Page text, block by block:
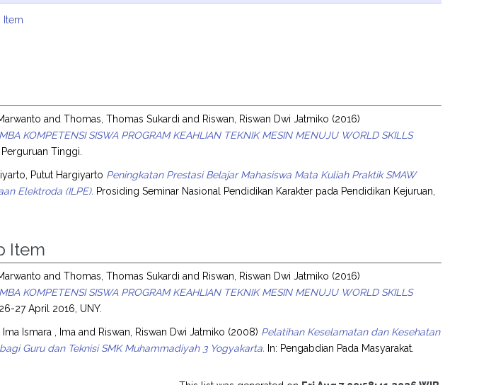
Item
andThomas, Thomas Sukardi and Riswan, Riswan Dwi Jatmiko (2016)
KOMPETENSI SISWA PROGRAM KEAHLIAN TEKNIK MESIN MENUJU WORLD SKILLS
Tinggi.
Putut Hargiyarto Peningkatan Prestasi Belajar Mahasiswa Mata Kuliah Praktik SMAW
Elektroda (ILPE). Prosiding Seminar Nasional Pendidikan Karakter pada Pendidikan Kejuruan,
Item
andThomas, Thomas Sukardi and Riswan, Riswan Dwi Jatmiko (2016)
KOMPETENSI SISWA PROGRAM KEAHLIAN TEKNIK MESIN MENUJU WORLD SKILLS
27 April 2016, UNY.
Ima Ismara , Ima and Riswan, Riswan Dwi Jatmiko (2008) Pelatihan Keselamatan dan Kesehatan
Guru dan Teknisi SMK Muhammadiyah 3 Yogyakarta. In: Pengabdian Pada Masyarakat.